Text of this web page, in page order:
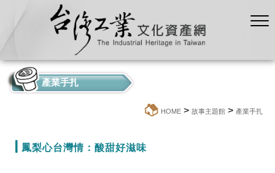
產業手扎
HOME > 故事主題館 > 產業手扎
鳳梨心台灣情：酸甜好滋味